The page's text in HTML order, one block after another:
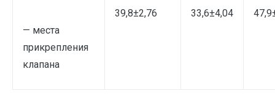
— места
прикрепления
клапана
39,8±2,76
33,6±4,04